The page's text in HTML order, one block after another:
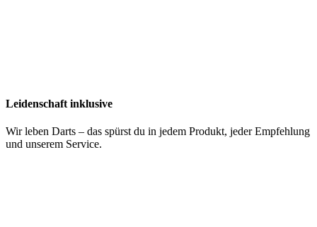
Leidenschaft inklusive
Wir leben Darts – das spürst du in jedem Produkt, jeder Empfehlung
und unserem Service.